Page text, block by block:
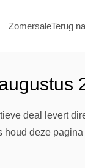
ZomersaleTerug
deal levert
deze